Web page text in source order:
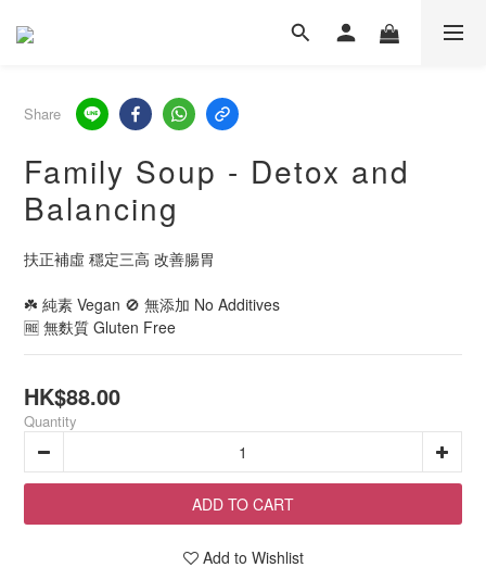
Share
Family Soup - Detox and
Balancing
扶正補虛 穩定三高 改善腸胃
☘️ 純素 Vegan 🚫 無添加 No Additives
🆓 無麩質 Gluten Free
HK$88.00
Quantity
ADD TO CART
Add to Wishlist